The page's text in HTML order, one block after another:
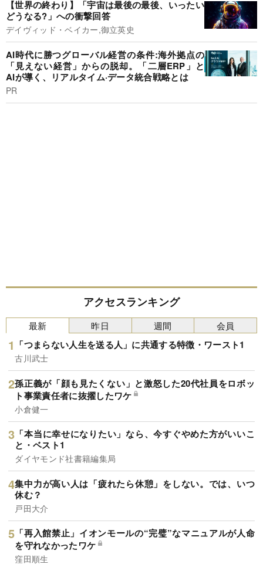
【世界の終わり】「宇宙は最後の最後、いったい
どうなる?」への衝撃回答
デイヴィッド・ベイカー,御立英史
AI時代に勝つグローバル経営の条件:海外拠点の
「見えない経営」からの脱却。「二層ERP」と
AIが導く、リアルタイム·データ統合戦略とは
PR
アクセスランキング
最新
「つまらない人生を送る人」に共通する特徴・ワースト1
古川武士
孫正義が「顔も見たくない」と激怒した20代社員をロボッ
ト事業責任者に抜擢したワケ
小倉健一
「本当に幸せになりたい」なら、今すぐやめた方がいいこ
と・ベスト1
ダイヤモンド社書籍編集局
集中力が高い人は「疲れたら休憩」をしない。では、いつ
休む？
戸田大介
「再入館禁止」イオンモールの“完璧”なマニュアルが人命
を守れなかったワケ
窪田順生
昨日 週間 会員